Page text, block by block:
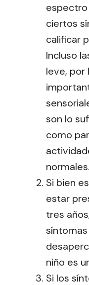
ciertos
calificar
Incluso
leve, por
son lo
como
normales.
Si bien
estar
tres
niño es
Si los